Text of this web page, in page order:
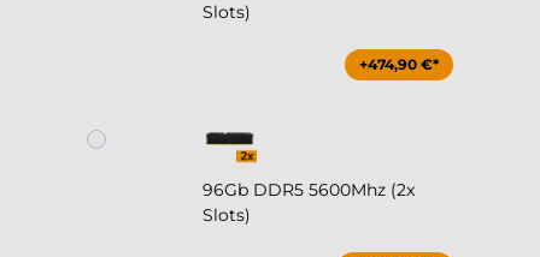
Slots)
+474,90 €*
96Gb DDR5 5600Mhz (2x
Slots)